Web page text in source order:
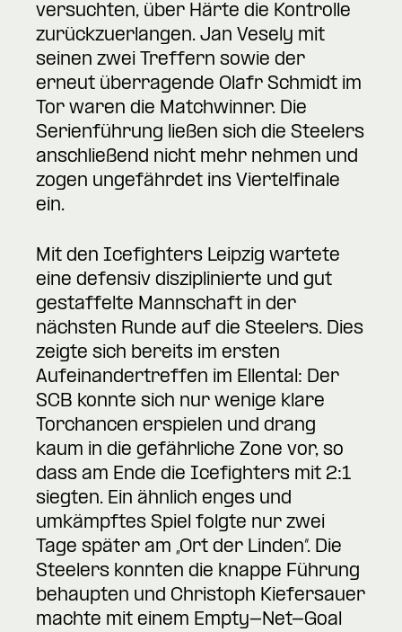
versuchten, über Härte die Kontrolle
zurückzuerlangen. Jan Vesely mit
seinen zwei Treffern sowie der
erneut überragende Olafr Schmidt im
Tor waren die Matchwinner. Die
Serienführung ließen sich die Steelers
anschließend nicht mehr nehmen und
zogen ungefährdet ins Viertelfinale
ein.
Mit den Icefighters Leipzig wartete
eine defensiv disziplinierte und gut
gestaffelte Mannschaft in der
nächsten Runde auf die Steelers. Dies
zeigte sich bereits im ersten
Aufeinandertreffen im Ellental: Der
SCB konnte sich nur wenige klare
Torchancen erspielen und drang
kaum in die gefährliche Zone vor, so
dass am Ende die Icefighters mit 2:1
siegten. Ein ähnlich enges und
umkämpftes Spiel folgte nur zwei
Tage später am „Ort der Linden“. Die
Steelers konnten die knappe Führung
behaupten und Christoph Kiefersauer
machte mit einem Empty-Net-Goal